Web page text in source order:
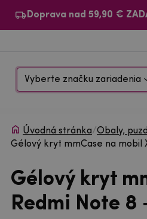
Doprava nad 59,90 €
Vyberte značku zariadenia
Úvodná stránka/Obaly,
Gélový kryt mmCase na mobil
Gélový kryt
Redmi Note